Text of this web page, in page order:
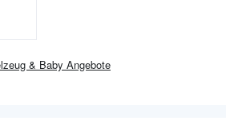
& Baby Angebote